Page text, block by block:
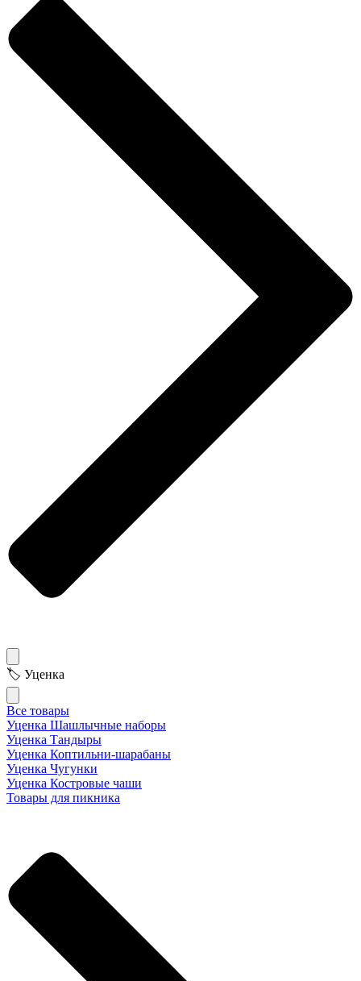
🏷 Уценка
Все товары
Уценка Шашлычные наборы
Уценка Тандыры
Уценка Коптильни-шарабаны
Уценка Чугунки
Уценка Костровые чаши
Товары для пикника